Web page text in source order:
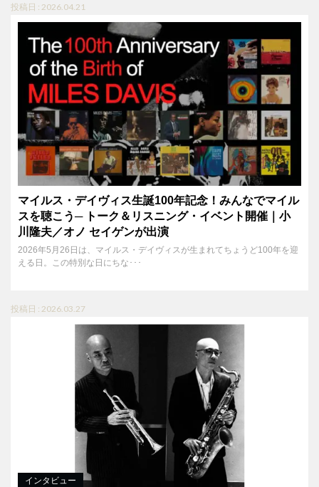
投稿日 : 2026.04.21
マイルス・デイヴィス生誕100年記念！みんなでマイル
スを聴こう─ トーク＆リスニング・イベント開催｜小
川隆夫／オノ セイゲンが出演
2026年5月26日は、マイルス・デイヴィスが生まれてちょうど100年を迎
える日。この特別な日にちな･･･
投稿日 : 2026.03.27
インタビュー